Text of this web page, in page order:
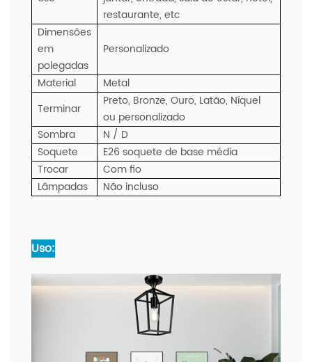
restaurante, etc
Dimensões
em
polegadas
Personalizado
Material
Metal
Terminar
Preto, Bronze, Ouro, Latão, Níquel
ou personalizado
Sombra
N / D
Soquete
E26 soquete de base média
Trocar
Com fio
Lâmpadas
Não incluso
Uso: